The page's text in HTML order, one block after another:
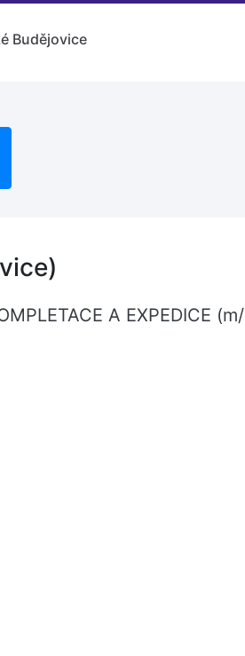
Budějovice
A EXPEDICE (m/